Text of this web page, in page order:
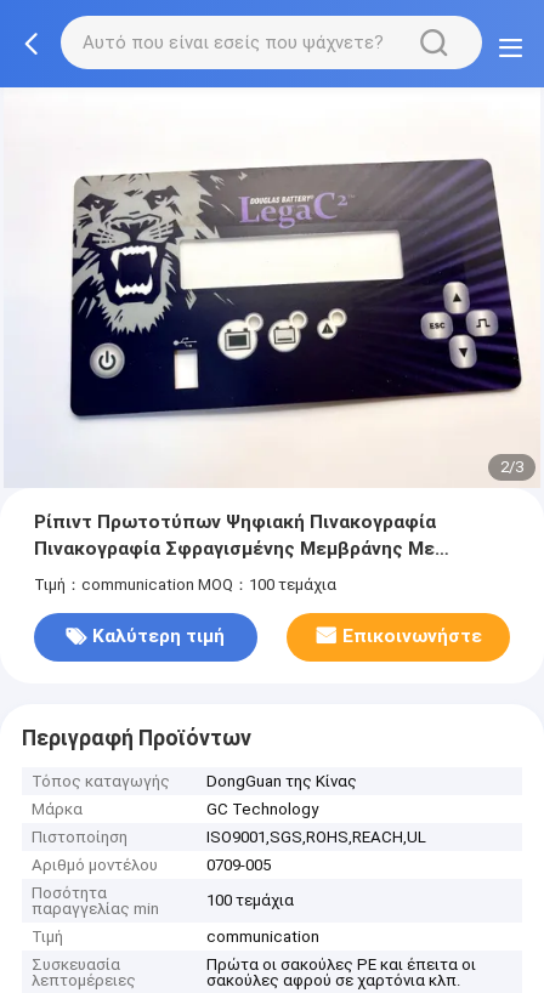
2/3
Ρίπιντ Πρωτοτύπων Ψηφιακή Πινακογραφία
Πινακογραφία Σφραγισμένης Μεμβράνης Με
Τεχνολογία Διασύνδεσης
Τιμή：communication MOQ：100 τεμάχια
Καλύτερη τιμή Επικοινωνήστε
Περιγραφή Προϊόντων
Τόπος καταγωγής
DongGuan της Κίνας
Μάρκα
GC Technology
Πιστοποίηση
ISO9001,SGS,ROHS,REACH,UL
Αριθμό μοντέλου
0709-005
Ποσότητα
παραγγελίας min
100 τεμάχια
Τιμή
communication
Συσκευασία
λεπτομέρειες
Πρώτα οι σακούλες PE και έπειτα οι
σακούλες αφρού σε χαρτόνια κλπ.